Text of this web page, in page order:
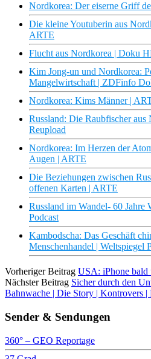
Nordkorea: Der eiserne Griff
Die kleine Youtuberin aus
ARTE
Flucht aus Nordkorea | Doku
Kim Jong-un und Nordkorea:
Mangelwirtschaft | ZDFinfo
Nordkorea: Kims Männer |
Russland: Die Raubfischer
Reupload
Nordkorea: Im Herzen der
Augen | ARTE
Die Beziehungen zwischen
offenen Karten | ARTE
Russland im Wandel- 60 Jahre
Podcast
Kambodscha: Das Geschäft
Menschenhandel | Weltspiegel
Vorheriger Beitrag USA: iPhone bald
Nächster Beitrag Sicher durch den
Bahnwache | Die Story | Kontrovers |
Sender & Sendungen
360° – GEO Reportage